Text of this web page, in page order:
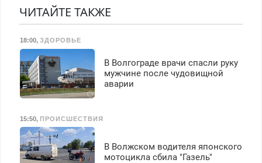
Недорого. Без выходных.
ЧИТАЙТЕ ТАКЖЕ
18:00, ЗДОРОВЬЕ
В Волгограде врачи спасли руку
мужчине после чудовищной
аварии
15:50, ПРОИСШЕСТВИЯ
В Волжском водителя японского
мотоцикла сбила "Газель"